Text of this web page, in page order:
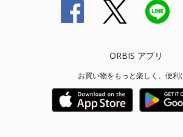
ORBIS アプリ
お買い物をもっと楽しく、便利